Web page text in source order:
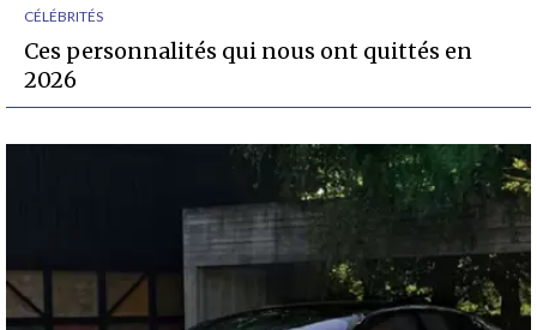
CÉLÉBRITÉS
Ces personnalités qui nous ont quittés en
2026